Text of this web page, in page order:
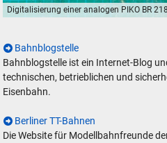
Digitalisierung einer analogen PIKO BR
Bahnblogstelle
Bahnblogstelle ist ein Internet-Blog
technischen, betrieblichen und
Eisenbahn.
Berliner TT-Bahnen
Die Website für Modellbahnfreunde